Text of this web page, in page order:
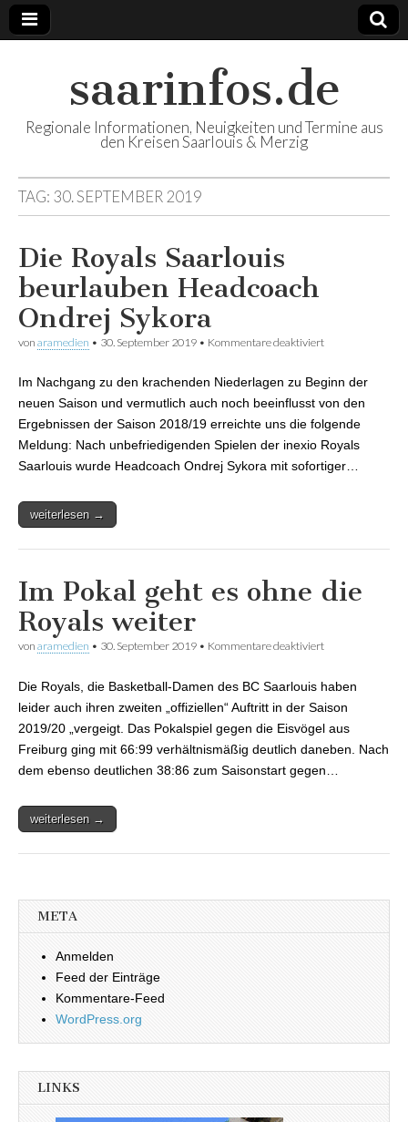
saarinfos.de
Regionale Informationen, Neuigkeiten und Termine aus
den Kreisen Saarlouis & Merzig
TAG: 30. SEPTEMBER 2019
Die Royals Saarlouis
beurlauben Headcoach
Ondrej Sykora
von aramedien • 30. September 2019 • Kommentare deaktiviert
Headcoach
Ondrej Sykora
Im Nachgang zu den krachenden Niederlagen zu Beginn der
neuen Saison und vermutlich auch noch beeinflusst von den
Ergebnissen der Saison 2018/19 erreichte uns die folgende
Meldung: Nach unbefriedigenden Spielen der inexio Royals
Saarlouis wurde Headcoach Ondrej Sykora mit sofortiger…
weiterlesen →
Im Pokal geht es ohne die
Royals weiter
von aramedien • 30. September 2019 • Kommentare deaktiviert
Die Royals, die Basketball-Damen des BC Saarlouis haben
leider auch ihren zweiten „offiziellen“ Auftritt in der Saison
2019/20 „vergeigt. Das Pokalspiel gegen die Eisvögel aus
Freiburg ging mit 66:99 verhältnismäßig deutlich daneben. Nach
dem ebenso deutlichen 38:86 zum Saisonstart gegen…
weiterlesen →
META
Anmelden
Feed der Einträge
Kommentare-Feed
WordPress.org
LINKS